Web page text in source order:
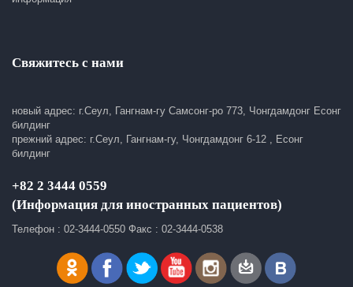
Свяжитесь с нами
новый адрес: г.Сеул, Гангнам-гу Самсонг-ро 773, Чонгдамдонг Есонг
билдинг
прежний адрес: г.Сеул, Гангнам-гу, Чонгдамдонг 6-12 , Есонг
билдинг
+82 2 3444 0559
(Информация для иностранных пациентов)
Телефон : 02-3444-0550 Факс : 02-3444-0538